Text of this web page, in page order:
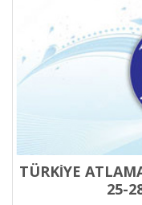
TÜRKİYE
25-